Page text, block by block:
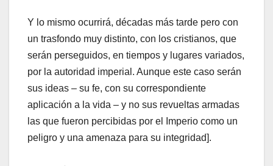
Y lo mismo ocurrirá, décadas más tarde pero con
un trasfondo muy distinto, con los cristianos, que
serán perseguidos, en tiempos y lugares variados,
por la autoridad imperial. Aunque este caso serán
sus ideas – su fe, con su correspondiente
aplicación a la vida – y no sus revueltas armadas
las que fueron percibidas por el Imperio como un
peligro y una amenaza para su integridad].